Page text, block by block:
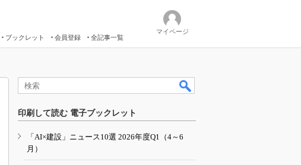
ブックレット 会員登録 全記事一覧
マイページ
印刷して読む 電子ブックレット
「AI×建設」ニュース10選 2026年度Q1（4～6
月）